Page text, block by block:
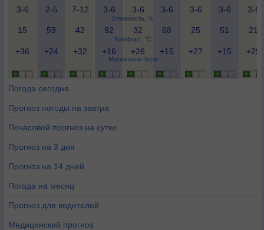
Влажность, %
Комфорт, °C
Магнитные бури
3-6
2-5
7-12
3-6
3-6
3-6
3-6
3-6
3-6
15 59 42 92 32 68 25 51 21
+36 +24 +32 +16 +26 +15 +27 +15 +29
Погода сегодня
Прогноз погоды на завтра
Почасовой прогноз на сутки
Прогноз на 3 дня
Прогноз на 14 дней
Погода на месяц
Прогноз для водителей
Медицинский прогноз